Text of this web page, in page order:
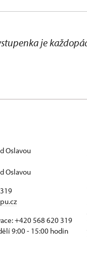
je
Oslavou
Oslavou
+420 568 620 319
9:00 - 15:00 hodin